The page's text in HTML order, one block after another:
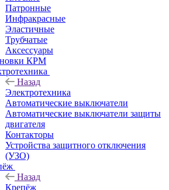
Патронные
Инфракрасные
Эластичные
Трубчатые
Аксессуары
КРМ
Назад
Электротехника
Автоматические выключатели
Автоматические выключатели защиты
двигателя
Контакторы
Устройства защитного отключения
(УЗО)
Назад
Крепёж